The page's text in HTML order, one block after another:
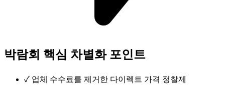
박람회 핵심 차별화 포인트
✓ 업체 수수료를 제거한 다이렉트 가격 정찰제